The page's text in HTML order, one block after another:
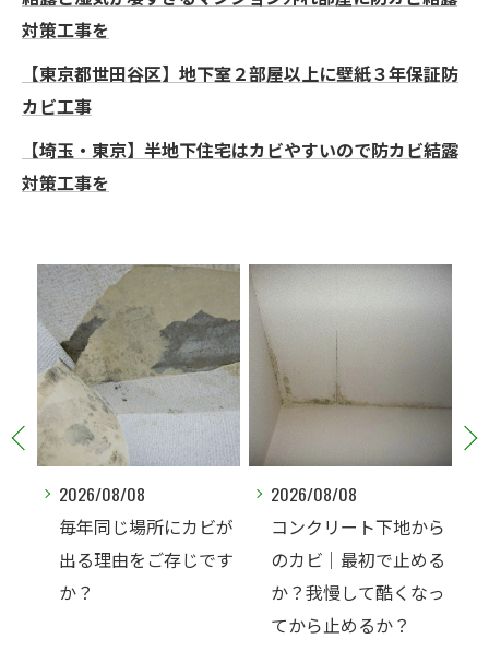
対策工事を
【東京都世田谷区】地下室２部屋以上に壁紙３年保証防
カビ工事
【埼玉・東京】半地下住宅はカビやすいので防カビ結露
対策工事を
2026/08/08
コンクリート下地から
のカビ｜最初で止める
か？我慢して酷くなっ
2026/08/07
夏なのに、なぜコンク
リート直張り壁紙のカ
ビ相談が増えるのでし
ょうか？